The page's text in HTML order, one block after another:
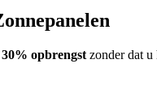
opbrengst zonder dat u